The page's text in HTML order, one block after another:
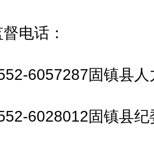
话：
6057287固镇县人
6028012固镇县纪